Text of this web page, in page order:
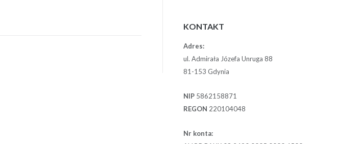
KONTAKT
Adres:
ul. Admirała Józefa Unruga 88
81-153 Gdynia
NIP 5862158871
REGON 220104048
Nr konta: